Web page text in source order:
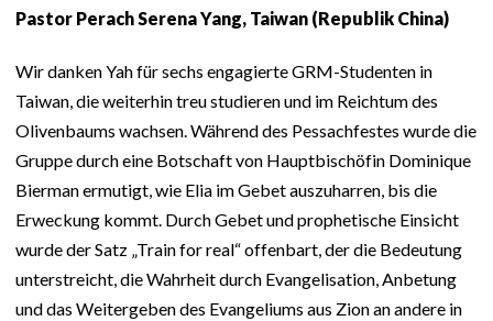
Pastor Perach Serena Yang, Taiwan (Republik China)
Wir danken Yah für sechs engagierte GRM-Studenten in
Taiwan, die weiterhin treu studieren und im Reichtum des
Olivenbaums wachsen. Während des Pessachfestes wurde die
Gruppe durch eine Botschaft von Hauptbischöfin Dominique
Bierman ermutigt, wie Elia im Gebet auszuharren, bis die
Erweckung kommt. Durch Gebet und prophetische Einsicht
wurde der Satz „Train for real“ offenbart, der die Bedeutung
unterstreicht, die Wahrheit durch Evangelisation, Anbetung
und das Weitergeben des Evangeliums aus Zion an andere in